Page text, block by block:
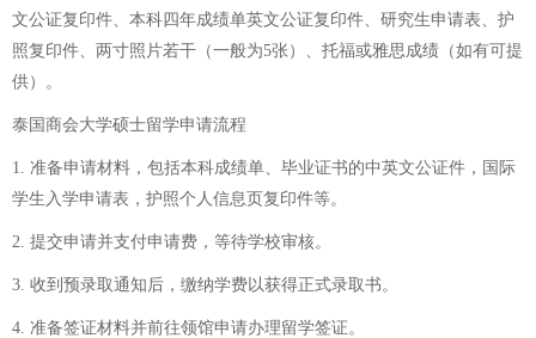
文公证复印件、本科四年成绩单英文公证复印件、研究生申请表、护
照复印件、两寸照片若干（一般为5张）、托福或雅思成绩（如有可提
供）。
泰国商会大学硕士留学申请流程
1. 准备申请材料，包括本科成绩单、毕业证书的中英文公证件，国际
学生入学申请表，护照个人信息页复印件等。
2. 提交申请并支付申请费，等待学校审核。
3. 收到预录取通知后，缴纳学费以获得正式录取书。
4. 准备签证材料并前往领馆申请办理留学签证。